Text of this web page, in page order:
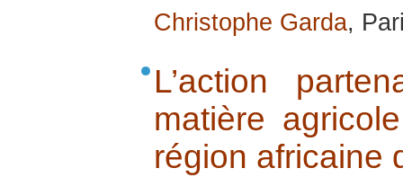
Christophe Garda,
L’action
matière
région africaine